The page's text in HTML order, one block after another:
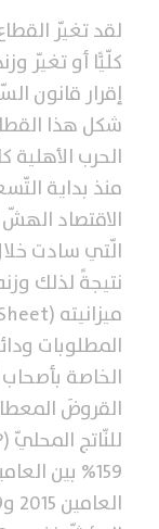
لقد تغيّر
إقرار قانون
شكل هذا
الحرب
منذ بداية
الاقتصاد
الّتي سادت
نتيجةً لذلك
المطلوبات
الخاصة
القروضَ